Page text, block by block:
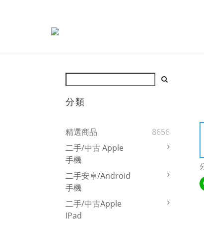
分類
精選商品
8656
二手/中古 Apple
手機
二手安卓/Android
手機
二手/中古Apple
IPad